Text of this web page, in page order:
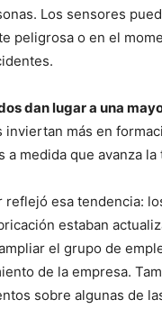
Los sensores
peligrosa o en el
dan lugar a una
inviertan más en
medida que avanza
reflejó esa tendencia:
estaban
el grupo de
de la empresa.
sobre algunas de